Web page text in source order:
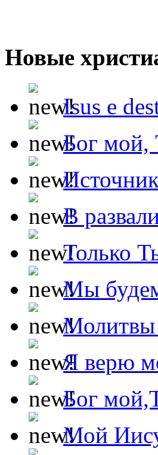
Новые
Isus e
Бог мой,
В
Только
Мы
Молитвы
Я верю
Бог
Мой